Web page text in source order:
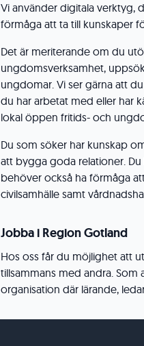
Vi använder digitala verktyg,
förmåga att ta till kunskaper
Det är meriterande om du
ungdomsverksamhet,
ungdomar. Vi ser gärna att
du har arbetat med eller har
lokal öppen fritids- och
Du som söker har kunskap
att bygga goda relationer.
behöver också ha förmåga
civilsamhälle samt
Jobba i Region Gotland
Hos oss får du möjlighet att
tillsammans med andra.
organisation där lärande,